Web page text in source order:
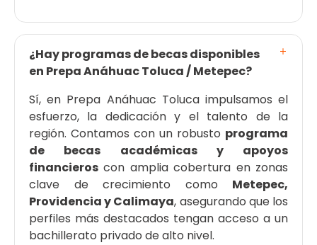
¿Hay programas de becas disponibles
en Prepa Anáhuac Toluca / Metepec?
Sí, en Prepa Anáhuac Toluca impulsamos el
esfuerzo, la dedicación y el talento de la
región. Contamos con un robusto programa
de becas académicas y apoyos
financieros con amplia cobertura en zonas
clave de crecimiento como Metepec,
Providencia y Calimaya, asegurando que los
perfiles más destacados tengan acceso a un
bachillerato privado de alto nivel.